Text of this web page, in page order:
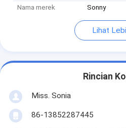
Nama merek Sonny
Lihat
Rincian
Miss. Sonia
86-13852287445